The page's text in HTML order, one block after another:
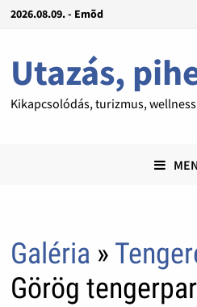
2026.08.09. - Emõd
Utazás,
Kikapcsolódás, turizmus, wellness
Galéria »
Görög